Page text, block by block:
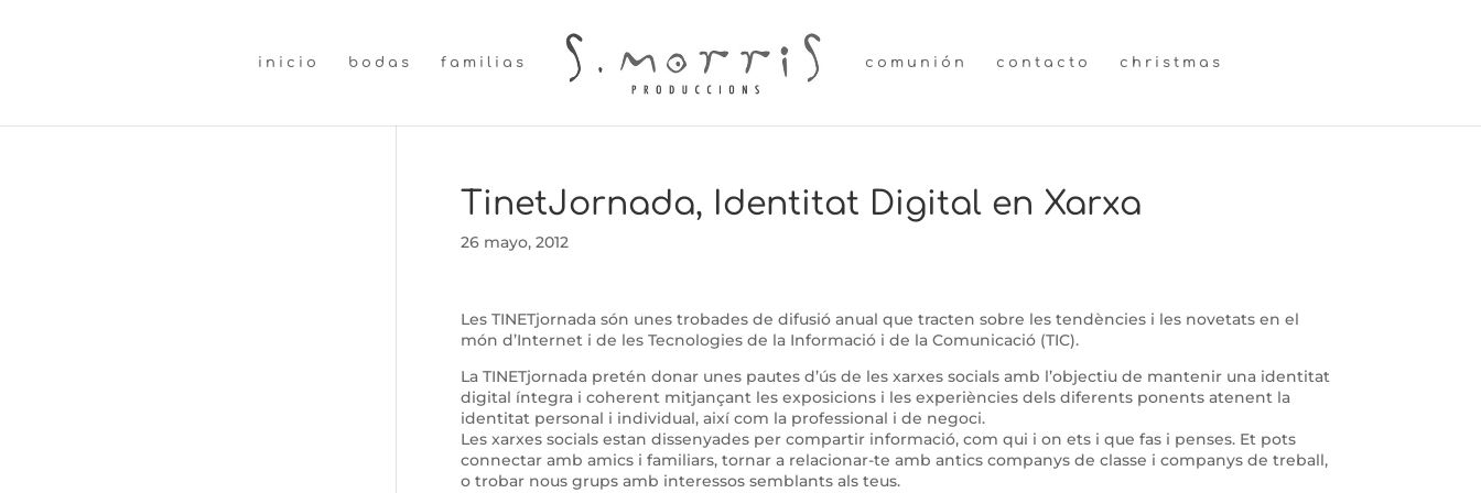
inicio bodas familias comunión contacto christmas
TinetJornada, Identitat Digital en Xarxa
26 mayo, 2012
Les TINETjornada són unes trobades de difusió anual que tracten sobre les tendències i les novetats en el
món d’Internet i de les Tecnologies de la Informació i de la Comunicació (TIC).
La TINETjornada pretén donar unes pautes d’ús de les xarxes socials amb l’objectiu de mantenir una identitat
digital íntegra i coherent mitjançant les exposicions i les experiències dels diferents ponents atenent la
identitat personal i individual, així com la professional i de negoci.
Les xarxes socials estan dissenyades per compartir informació, com qui i on ets i que fas i penses. Et pots
connectar amb amics i familiars, tornar a relacionar-te amb antics companys de classe i companys de treball,
o trobar nous grups amb interessos semblants als teus.